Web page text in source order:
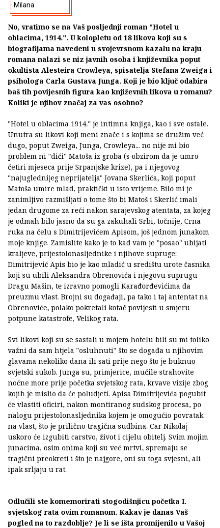
Milana
No, vratimo se na Vaš posljednji roman "Hotel u
oblacima, 1914.". U kolopletu od 18 likova koji su s
biografijama navedeni u svojevrsnom kazalu na kraju
romana nalazi se niz javnih osoba i književnika poput
okultista Alesteira Crowleya, spisatelja Stefana Zweiga i
psihologa Carla Gustava Junga. Koji je bio ključ odabira
baš tih povijesnih figura kao književnih likova u romanu?
Koliki je njihov značaj za vas osobno?
"Hotel u oblacima 1914." je intimna knjiga, kao i sve ostale.
Unutra su likovi koji meni znače i s kojima se družim već
dugo, poput Zweiga, Junga, Crowleya... no nije mi bio
problem ni "dići" Matoša iz groba (s obzirom da je umro
četiri mjeseca prije Srpanjske krize), pa i njegovog
"najuglednijeg neprijatelja" Jovana Skerlića, koji poput
Matoša umire mlad, praktički u isto vrijeme. Bilo mi je
zanimljivo razmišljati o tome što bi Matoš i Skerlić imali
jedan drugome za reći nakon sarajevskog atentata, za kojeg
je odmah bilo jasno da su ga zakuhali Srbi, točnije, Crna
ruka na čelu s Dimitrijevićem Apisom, još jednom junakom
moje knjige. Zamislite kako je to kad vam je "posao" ubijati
kraljeve, prijestolonasljednike i njihove supruge:
Dimitrijević Apis bio je kao mladić u središtu urote časnika
koji su ubili Aleksandra Obrenovića i njegovu suprugu
Dragu Mašin, te izravno pomogli Karađorđevićima da
preuzmu vlast. Brojni su događaji, pa tako i taj antentat na
Obrenoviće, polako pokretali kotač povijesti u smjeru
potpune katastrofe, Velikog rata.
Svi likovi koji su se sastali u mojem hotelu bili su mi toliko
važni da sam htjela "osluhnuti" što se događa u njihovim
glavama nekoliko dana ili sati prije nego što je buknuo
svjetski sukob. Junga su, primjerice, mučile strahovite
noćne more prije početka svjetskog rata, krvave vizije zbog
kojih je mislio da će poludjeti. Apisa Dimitrijevića pogubit
će vlastiti oficiri, nakon montiranog sudskog procesa, po
nalogu prijestolonasljednika kojem je omogućio povratak
na vlast, što je prilično tragična sudbina. Car Nikolaj
uskoro će izgubiti carstvo, život i cijelu obitelj. Svim mojim
junacima, osim onima koji su već mrtvi, spremaju se
tragični preokreti i što je najgore, oni su toga svjesni, ali
ipak srljaju u rat.
Odlučili ste komemorirati stogodišnjicu početka I.
svjetskog rata ovim romanom. Kakav je danas Vaš
pogled na to razdoblje? Je li se išta promijenilo u Vašoj